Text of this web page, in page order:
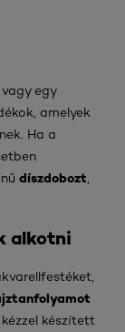
egy
amelyek
Ha a
díszdobozt
alkotni
készített